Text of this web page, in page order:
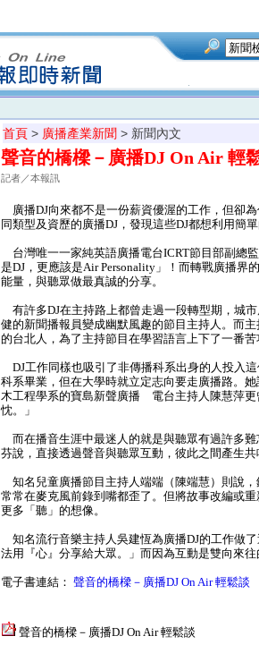
首頁 > 廣播產業新聞 > 新聞內文
聲音的橋樑－廣播DJ On Air 輕
記者／本報訊
廣播DJ向來都不是一份薪資優渥的工作，但卻
同類型及資歷的廣播DJ，發現這些DJ都想利用簡
台灣唯一一家純英語廣播電台ICRT節目部副總
是DJ，更應該是Air Personality」！而轉戰廣播
能量，與聽眾做最真誠的分享。
有許多DJ在主持路上都曾走過一段轉型期，城
健的新聞播報員變成幽默風趣的節目主持人。而
的台北人，為了主持節目在學習語言上下了一番
DJ工作同樣也吸引了非傳播科系出身的人投入
科系畢業，但在大學時就立定志向要走廣播路。
木工程學系的寶島新聲廣播 電台主持人陳慧萍
忱。」
而在播音生涯中最迷人的就是與聽眾有過許多
芬說，直接透過聲音與聽眾互動，彼此之間產生
知名兒童廣播節目主持人端端（陳端慧）則說
常常在麥克風前錄到嘴都歪了。但將故事改編或
更多「聽」的想像。
知名流行音樂主持人吳建恆為廣播DJ的工作做
法用『心』分享給大眾。」而因為互動是雙向來
電子書連結： 聲音的橋樑－廣播DJ On Air 輕鬆談
聲音的橋樑－廣播DJ On Air 輕鬆談